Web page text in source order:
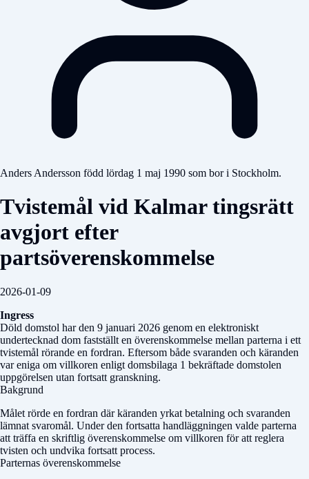
Anders Andersson född lördag 1 maj 1990 som bor i Stockholm.
Tvistemål vid Kalmar tingsrätt
avgjort efter
partsöverenskommelse
2026-01-09
Ingress
Döld domstol har den 9 januari 2026 genom en elektroniskt
undertecknad dom fastställt en överenskommelse mellan parterna i ett
tvistemål rörande en fordran. Eftersom både svaranden och käranden
var eniga om villkoren enligt domsbilaga 1 bekräftade domstolen
uppgörelsen utan fortsatt granskning.
Bakgrund
Målet rörde en fordran där käranden yrkat betalning och svaranden
lämnat svaromål. Under den fortsatta handläggningen valde parterna
att träffa en skriftlig överenskommelse om villkoren för att reglera
tvisten och undvika fortsatt process.
Parternas överenskommelse